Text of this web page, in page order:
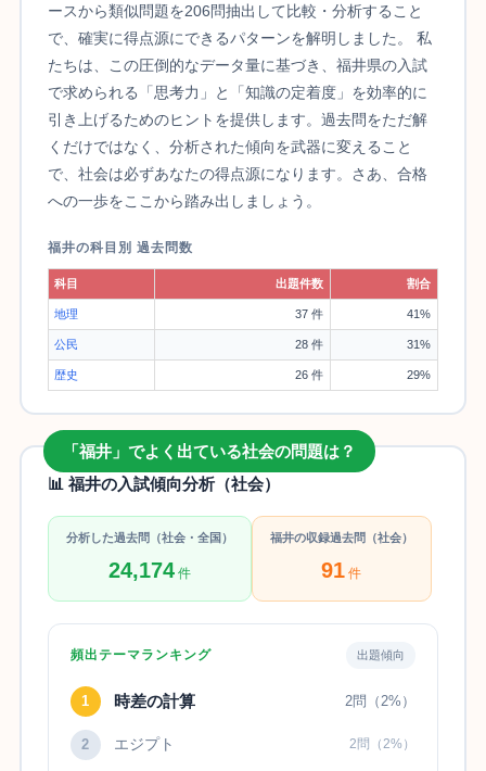
ースから類似問題を206問抽出して比較・分析すること
で、確実に得点源にできるパターンを解明しました。 私
たちは、この圧倒的なデータ量に基づき、福井県の入試
で求められる「思考力」と「知識の定着度」を効率的に
引き上げるためのヒントを提供します。過去問をただ解
くだけではなく、分析された傾向を武器に変えること
で、社会は必ずあなたの得点源になります。さあ、合格
への一歩をここから踏み出しましょう。
福井の科目別 過去問数
科目 出題件数 割合
地理 37 件 41%
公民 28 件 31%
歴史 26 件 29%
「福井」でよく出ている社会の問題は？
📊 福井の入試傾向分析（社会）
分析した過去問（社会・全国）
24,174件
福井の収録過去問（社会）
91 件
頻出テーマランキング 出題傾向
1 時差の計算 2問（2%）
2 エジプト 2問（2%）